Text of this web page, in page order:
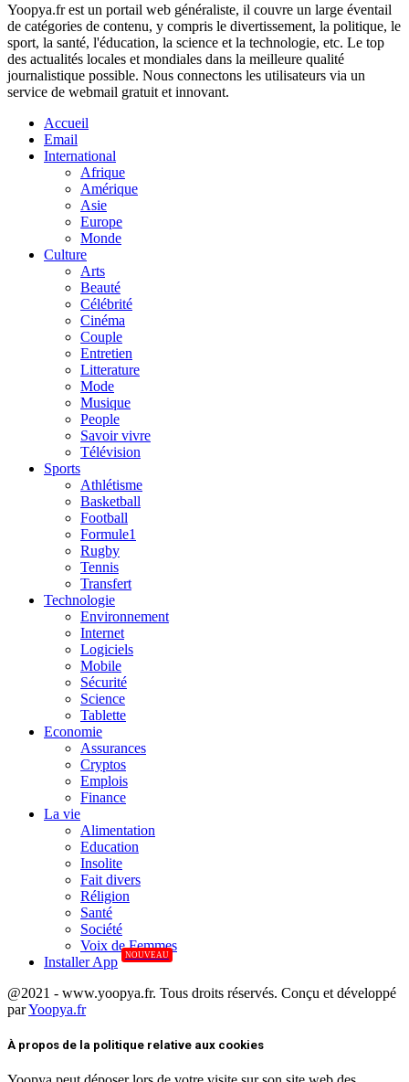
Yoopya.fr est un portail web généraliste, il couvre un large éventail
de catégories de contenu, y compris le divertissement, la politique, le
sport, la santé, l'éducation, la science et la technologie, etc. Le top
des actualités locales et mondiales dans la meilleure qualité
journalistique possible. Nous connectons les utilisateurs via un
service de webmail gratuit et innovant.
Accueil
Email
International
Afrique
Amérique
Asie
Europe
Monde
Culture
Arts
Beauté
Célébrité
Cinéma
Couple
Entretien
Litterature
Mode
Musique
People
Savoir vivre
Télévision
Sports
Athlétisme
Basketball
Football
Formule1
Rugby
Tennis
Transfert
Technologie
Environnement
Internet
Logiciels
Mobile
Sécurité
Science
Tablette
Economie
Assurances
Cryptos
Emplois
Finance
La vie
Alimentation
Education
Insolite
Fait divers
Réligion
Santé
Société
Voix de Femmes
Installer App
NOUVEAU
@2021 - www.yoopya.fr. Tous droits réservés. Conçu et développé
parYoopya.fr
À propos de la politique relative aux cookies